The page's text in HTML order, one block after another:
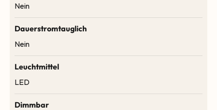
Nein
Dauerstromtauglich
Nein
Leuchtmittel
LED
Dimmbar